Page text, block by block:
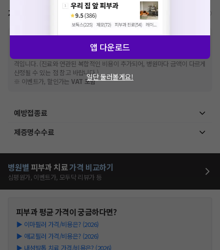
가격표 비급여/급여 진료란?
※비급여 항목의 경우,추가비용 등으로 실제 가격과 상이할 수 있으니, 정확
한 가격은 해당 의료기관에 직접 문의해주세요.
건강보험심사평가원
격입니다. (진료와 연관된 복합적인 비용이 추가되어, 병원마다 금액이 다르게
산정될 수 있는 점 참고 바랍니다.)
※ 이벤트가, 할인가는VAT 포함
예방접종료
제증명수수료
병원별 피부과 치료가격 비교하기
심평원가, 이벤트가, 모두닥 리뷰가 등
피부과평균 가격이 궁금하다면?
▶ 이마필러 가격/비용은? (2026)
▶ 애교필러 가격/비용은? (2026)
▶ 내성발톱 치료 가격/비용은? (2026)
앱 다운로드
일단 둘러볼게요!